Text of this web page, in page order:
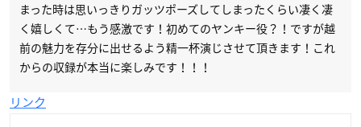
まった時は思いっきりガッツポーズしてしまったくらい凄く凄
く嬉しくて…もう感激です！初めてのヤンキー役？！ですが越
前の魅力を存分に出せるよう精一杯演じさせて頂きます！これ
からの収録が本当に楽しみです！！！
リンク